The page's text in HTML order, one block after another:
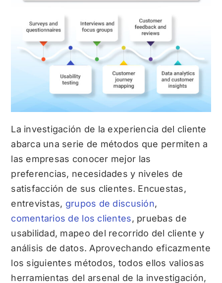
La investigación de la experiencia del cliente
abarca una serie de métodos que permiten a
las empresas conocer mejor las
preferencias, necesidades y niveles de
satisfacción de sus clientes. Encuestas,
entrevistas, grupos de discusión,
comentarios de los clientes, pruebas de
usabilidad, mapeo del recorrido del cliente y
análisis de datos. Aprovechando eficazmente
los siguientes métodos, todos ellos valiosas
herramientas del arsenal de la investigación,